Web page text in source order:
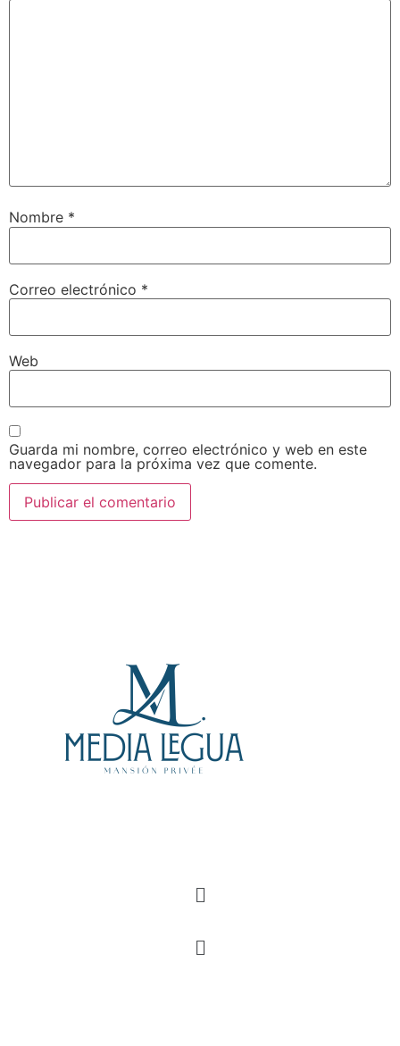
Nombre *
Correo electrónico *
Web
Guarda mi nombre, correo electrónico y web en este
navegador para la próxima vez que comente.